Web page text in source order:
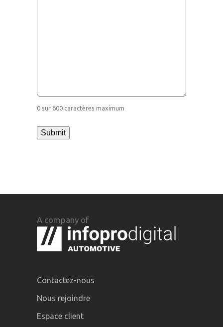
0 sur 600 caractères maximum
A company of
Contactez-nous
Nous rejoindre
Espace client